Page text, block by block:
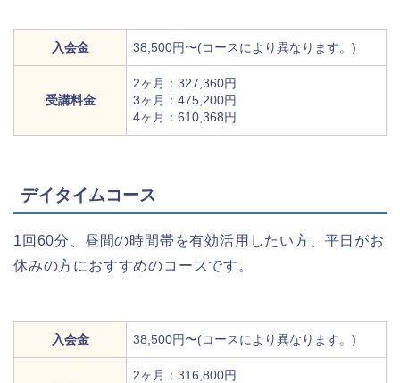
入会金 38,500円〜(コースにより異なります。)
受講料金
2ヶ月：327,360円
3ヶ月：475,200円
4ヶ月：610,368円
デイタイムコース
1回60分、昼間の時間帯を有効活用したい方、平日がお
休みの方におすすめのコースです。
入会金 38,500円〜(コースにより異なります。)
2ヶ月：316,800円